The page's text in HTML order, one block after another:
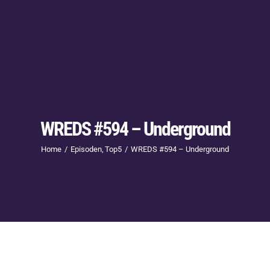
WREDS #594 – Underground
Home Episoden Top5 WREDS #594 – Underground